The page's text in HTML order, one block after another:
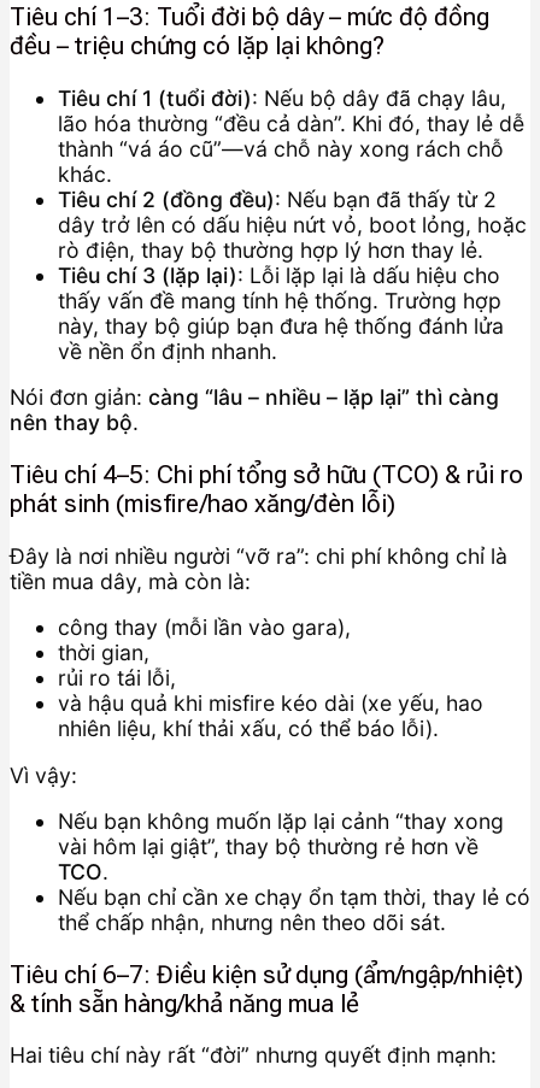
Tiêu chí 1–3: Tuổi đời bộ dây – mức độ đồng
đều – triệu chứng có lặp lại không?
Tiêu chí 1 (tuổi đời): Nếu bộ dây đã chạy lâu,
lão hóa thường “đều cả dàn”. Khi đó, thay lẻ dễ
thành “vá áo cũ”—vá chỗ này xong rách chỗ
khác.
Tiêu chí 2 (đồng đều): Nếu bạn đã thấy từ 2
dây trở lên có dấu hiệu nứt vỏ, boot lỏng, hoặc
rò điện, thay bộ thường hợp lý hơn thay lẻ.
Tiêu chí 3 (lặp lại): Lỗi lặp lại là dấu hiệu cho
thấy vấn đề mang tính hệ thống. Trường hợp
này, thay bộ giúp bạn đưa hệ thống đánh lửa
về nền ổn định nhanh.
Nói đơn giản: càng “lâu – nhiều – lặp lại” thì càng
nên thay bộ.
Tiêu chí 4–5: Chi phí tổng sở hữu (TCO) & rủi ro
phát sinh (misfire/hao xăng/đèn lỗi)
Đây là nơi nhiều người “vỡ ra”: chi phí không chỉ là
tiền mua dây, mà còn là:
công thay (mỗi lần vào gara),
thời gian,
rủi ro tái lỗi,
và hậu quả khi misfire kéo dài (xe yếu, hao
nhiên liệu, khí thải xấu, có thể báo lỗi).
Vì vậy:
Nếu bạn không muốn lặp lại cảnh “thay xong
vài hôm lại giật”, thay bộ thường rẻ hơn về
TCO.
Nếu bạn chỉ cần xe chạy ổn tạm thời, thay lẻ có
thể chấp nhận, nhưng nên theo dõi sát.
Tiêu chí 6–7: Điều kiện sử dụng (ẩm/ngập/nhiệt)
& tính sẵn hàng/khả năng mua lẻ
Hai tiêu chí này rất “đời” nhưng quyết định mạnh: